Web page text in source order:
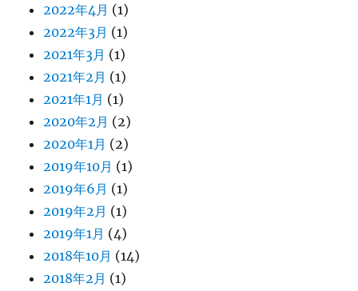
2022年4月 (1)
2022年3月 (1)
2021年3月 (1)
2021年2月 (1)
2021年1月 (1)
2020年2月 (2)
2020年1月 (2)
2019年10月 (1)
2019年6月 (1)
2019年2月 (1)
2019年1月 (4)
2018年10月 (14)
2018年2月 (1)